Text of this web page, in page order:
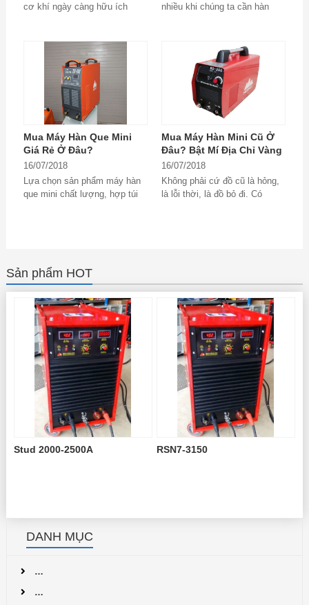
cơ khí ngày càng hữu ích
nhiều khi chúng ta cần hàn
Mua Máy Hàn Que Mini
Giá Rẻ Ở Đâu?
16/07/2018
Lựa chọn sản phẩm máy hàn
que mini chất lượng, hợp túi
Mua Máy Hàn Mini Cũ Ở
Đâu? Bật Mí Địa Chỉ Vàng
16/07/2018
Không phải cứ đồ cũ là hỏng,
là lỗi thời, là đồ bỏ đi. Có
Sản phẩm HOT
Stud 2000-2500A RSN7-3150
DANH MỤC
…
…